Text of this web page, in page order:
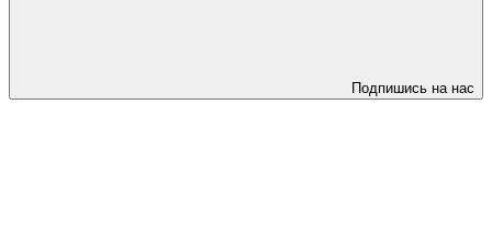
Подпишись на нас